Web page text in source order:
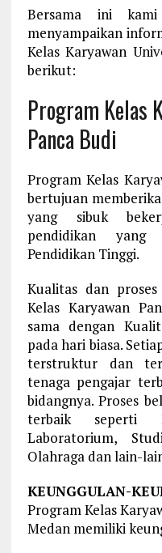
Bersama ini kami
menyampaikan
Kelas Karyawan
berikut:
Program Kelas
Panca Budi
Program Kelas
bertujuan
yang sibuk
pendidikan
Pendidikan Tinggi.
Kualitas dan
Kelas Karyawan
sama dengan
pada hari biasa.
terstruktur dan
tenaga pengajar
bidangnya. Proses
terbaik seperti
Laboratorium,
Olahraga dan lain-
KEUNGGULAN-
Program Kelas
Medan memiliki